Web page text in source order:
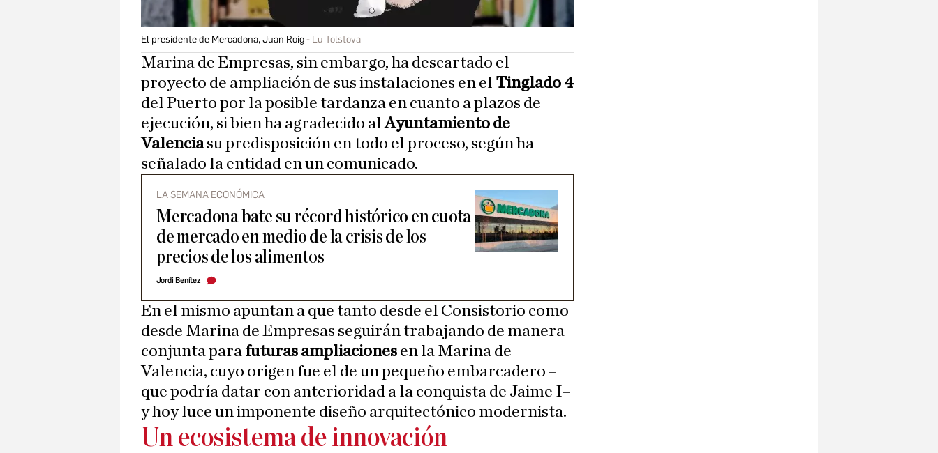
El presidente de Mercadona, Juan Roig Lu Tolstova
Marina de Empresas, sin embargo, ha descartado el
proyecto de ampliación de sus instalaciones en el Tinglado 4
del Puerto por la posible tardanza en cuanto a plazos de
ejecución, si bien ha agradecido alAyuntamiento de
Valenciasu predisposición en todo el proceso, según ha
señalado la entidad en un comunicado.
LA SEMANA ECONÓMICA
Mercadona bate su récord histórico en cuota
de mercado en medio de la crisis de los
precios de los alimentos
Jordi Benítez
En el mismo apuntan a que tanto desde el Consistorio como
desde Marina de Empresas seguirán trabajando de manera
conjunta para futuras ampliaciones en la Marina de
Valencia, cuyo origen fue el de un pequeño embarcadero –
que podría datar con anterioridad a la conquista de Jaime I–
y hoy luce un imponente diseño arquitectónico modernista.
Un ecosistema de innovación